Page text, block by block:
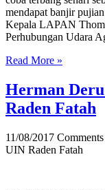
mendapat banjir
Kepala LAPAN
Perhubungan Udara
Read More »
Herman
Raden Fatah
11/08/2017
UIN Raden Fatah